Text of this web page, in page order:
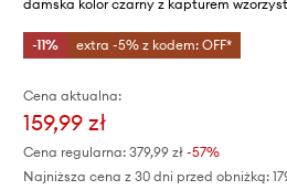
damska kolor czarny z kapturem
-11% extra -5% z kodem: OFF*
Cena aktualna:
159,99 zł
Cena regularna: 379,99 zł-57%
Najniższa cena z 30 dni przed obniżką: